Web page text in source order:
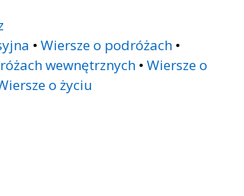
• Wiersze o podróżach •
wewnętrznych • Wiersze o
o życiu